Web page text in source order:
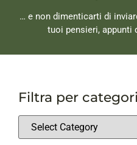
… e non dimenticarti di
tuoi pensieri, appunti
Filtra per